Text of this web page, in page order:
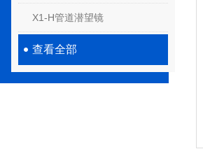
X1-H管道潜望镜
查看全部